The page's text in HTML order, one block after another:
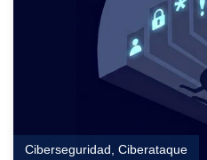
Ciberseguridad Ciberataque